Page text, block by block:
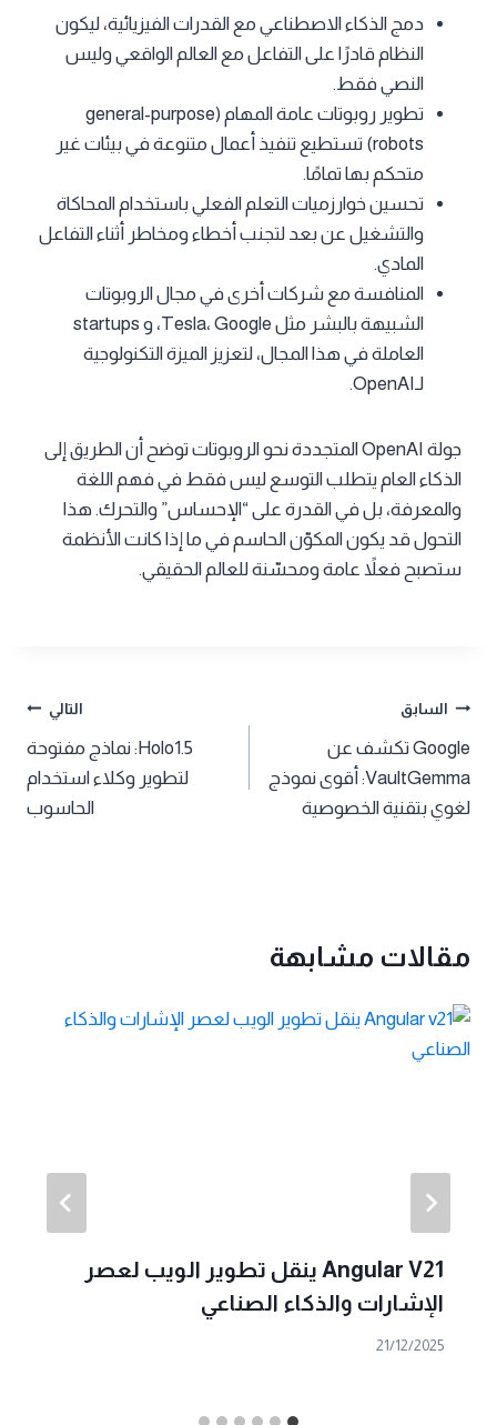
دمج الذكاء الاصطناعي مع القدرات الفيزيائية، ليكون
النظام قادرًا على التفاعل مع العالم الواقعي وليس
النصي فقط.
تطوير روبوتات عامة المهام (general-purpose
robots) تستطيع تنفيذ أعمال متنوعة في بيئات غير
متحكم بها تمامًا.
تحسين خوارزميات التعلم الفعلي باستخدام المحاكاة
والتشغيل عن بعد لتجنب أخطاء ومخاطر أثناء التفاعل
المادي.
المنافسة مع شركات أخرى في مجال الروبوتات
الشبيهة بالبشر مثل Tesla، Google، و startups
العاملة في هذا المجال، لتعزيز الميزة التكنولوجية
لـOpenAI.
جولة OpenAI المتجددة نحو الروبوتات توضح أن الطريق إلى
الذكاء العام يتطلب التوسع ليس فقط في فهم اللغة
والمعرفة، بل في القدرة على “الإحساس” والتحرك. هذا
التحول قد يكون المكوّن الحاسم في ما إذا كانت الأنظمة
ستصبح فعلاً عامة ومحسّنة للعالم الحقيقي.
تصفّح
المقالات
السابق
Google تكشف عن
VaultGemma: أقوى نموذج
لغوي بتقنية الخصوصية
التالي
Holo1.5: نماذج مفتوحة
لتطوير وكلاء استخدام
الحاسوب
مقالات مشابهة
Angular V21 ينقل تطوير الويب لعصر
الإشارات والذكاء الصناعي
21/12/2025